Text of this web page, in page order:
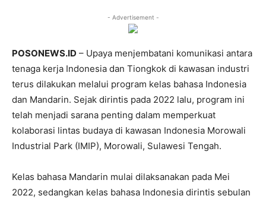
- Advertisement -
POSONEWS.ID – Upaya menjembatani komunikasi antara
tenaga kerja Indonesia dan Tiongkok di kawasan industri
terus dilakukan melalui program kelas bahasa Indonesia
dan Mandarin. Sejak dirintis pada 2022 lalu, program ini
telah menjadi sarana penting dalam memperkuat
kolaborasi lintas budaya di kawasan Indonesia Morowali
Industrial Park (IMIP), Morowali, Sulawesi Tengah.
Kelas bahasa Mandarin mulai dilaksanakan pada Mei
2022, sedangkan kelas bahasa Indonesia dirintis sebulan